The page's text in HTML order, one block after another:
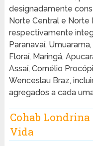
designadamente
Norte Central e Norte
respectivamente
Paranavaí,
Floraí, Maringá,
Assaí, Cornélio
Wenceslau Braz,
agregados a cada
Cohab
Vida